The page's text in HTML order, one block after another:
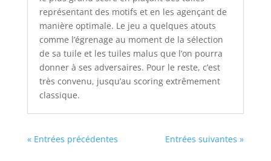
représentant des motifs et en les agençant de
manière optimale. Le jeu a quelques atouts
comme l’égrenage au moment de la sélection
de sa tuile et les tuiles malus que l’on pourra
donner à ses adversaires. Pour le reste, c’est
très convenu, jusqu’au scoring extrêmement
classique.
« Entrées précédentes Entrées suivantes »